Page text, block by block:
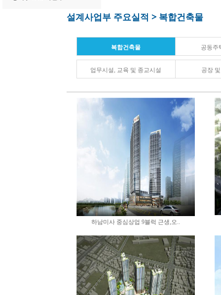
설계사업부 주요실적 > 복합건축물
복합건축물 공동주
업무시설, 교육 및 종교시설 공장
하남미사 중심상업 9블럭 근생,오..